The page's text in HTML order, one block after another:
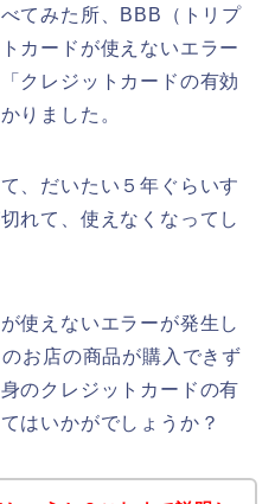
てみた所、BBB（トリプ
カードが使えないエラー
クレジットカードの有効
りました。
、だいたい５年ぐらいす
れて、使えなくなってし
使えないエラーが発生し
お店の商品が購入できず
のクレジットカードの有
はいかがでしょうか？